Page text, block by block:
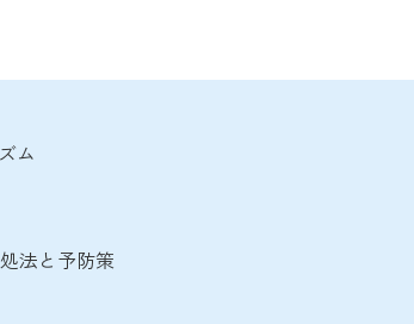
ム
法と予防策